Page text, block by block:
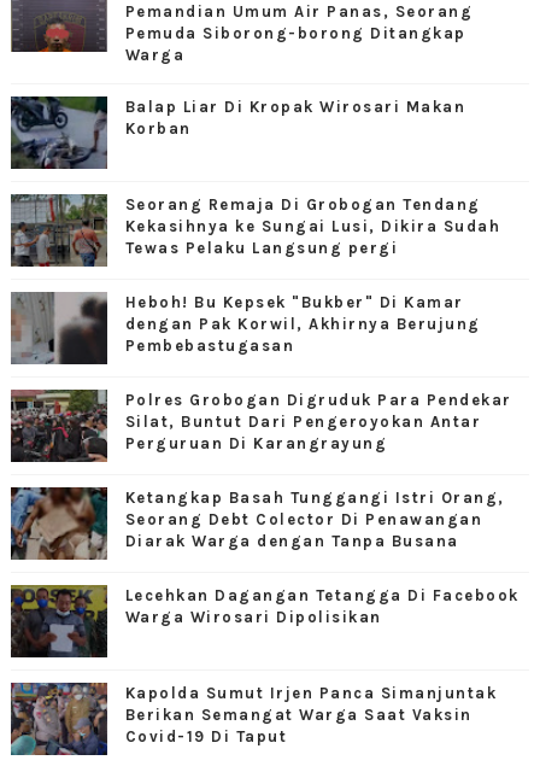
Pemandian Umum Air Panas, Seorang
Pemuda Siborong-borong Ditangkap
Warga
Balap Liar Di Kropak Wirosari Makan
Korban
Seorang Remaja Di Grobogan Tendang
Kekasihnya ke Sungai Lusi, Dikira Sudah
Tewas Pelaku Langsung pergi
Heboh! Bu Kepsek "Bukber" Di Kamar
dengan Pak Korwil, Akhirnya Berujung
Pembebastugasan
Polres Grobogan Digruduk Para Pendekar
Silat, Buntut Dari Pengeroyokan Antar
Perguruan Di Karangrayung
Ketangkap Basah Tunggangi Istri Orang,
Seorang Debt Colector Di Penawangan
Diarak Warga dengan Tanpa Busana
Lecehkan Dagangan Tetangga Di Facebook
Warga Wirosari Dipolisikan
Kapolda Sumut Irjen Panca Simanjuntak
Berikan Semangat Warga Saat Vaksin
Covid-19 Di Taput